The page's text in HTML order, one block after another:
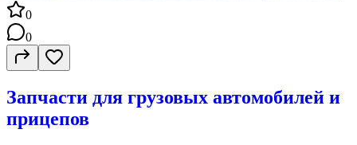
0
0
Запчасти для грузовых автомобилей и
прицепов